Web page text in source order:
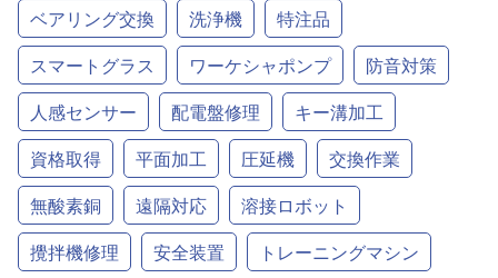
ベアリング交換
洗浄機
特注品
スマートグラス
ワーケシャポンプ
防音対策
人感センサー
配電盤修理
キー溝加工
資格取得
平面加工 圧延機
交換作業
無酸素銅
遠隔対応
溶接ロボット
攪拌機修理
安全装置
トレーニングマシン